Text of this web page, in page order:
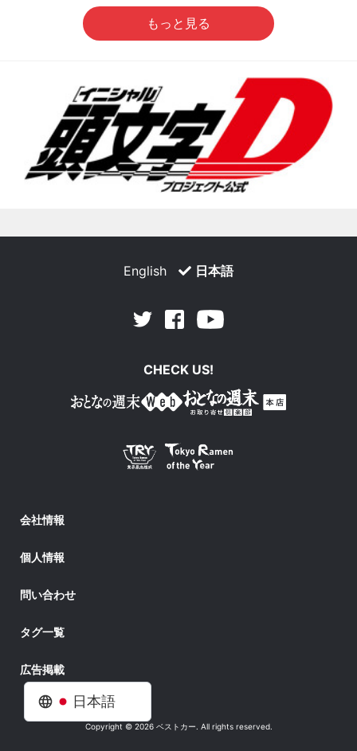
日本語
もっと見る
English 日本語
Twitter Facebook
CHECK US!
会社情報
個人情報
問い合わせ
タグ一覧
広告掲載
Copyright © 2026 ベストカー. All rights reserved.